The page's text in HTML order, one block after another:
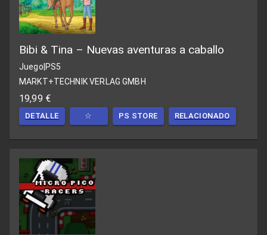
Bibi & Tina – Nuevas aventuras a caballo
Juego PS5
MARKT+TECHNIK VERLAG GMBH
19,99 €
DETALLE ☆ PS STORE RELACIONADO